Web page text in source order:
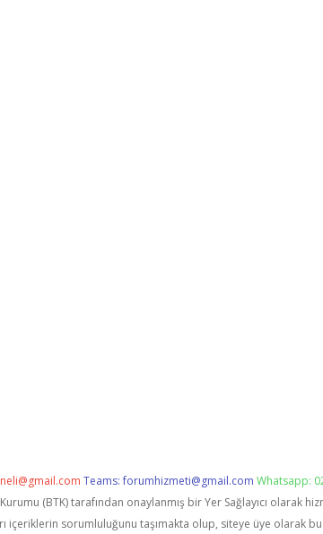
Teams:forumhizmeti@gmail.com Whatsapp:
(BTK) tarafından onaylanmış bir Yer Sağlayıcı
içeriklerin sorumluluğunu taşımakta olup, siteye üye olarak